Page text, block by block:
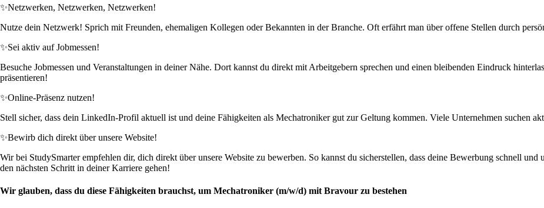
✨Netzwerken, Netzwerken, Netzwerken!
Nutze dein Netzwerk! Sprich mit Freunden, ehemaligen Kollegen oder Bekannten in der Branche. Oft erfährt man über offene Stellen durch
✨Sei aktiv auf Jobmessen!
Besuche Jobmessen und Veranstaltungen in deiner Nähe. Dort kannst du direkt mit Arbeitgebern sprechen und einen bleibenden Eindruck
präsentieren!
✨Online-Präsenz nutzen!
Stell sicher, dass dein LinkedIn-Profil aktuell ist und deine Fähigkeiten als Mechatroniker gut zur Geltung kommen. Viele Unternehmen suchen
✨Bewirb dich direkt über unsere Website!
Wir bei StudySmarter empfehlen dir, dich direkt über unsere Website zu bewerben. So kannst du sicherstellen, dass deine Bewerbung schnell
den nächsten Schritt in deiner Karriere gehen!
Wir glauben, dass du diese Fähigkeiten brauchst, um Mechatroniker (m/w/d) mit Bravour zu bestehen